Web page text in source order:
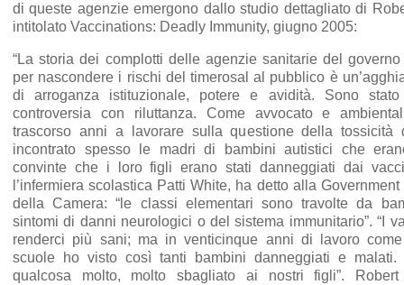
di queste agenzie emergono dallo studio dettagliato di
intitolato Vaccinations: Deadly Immunity, giugno 2005:
“La storia dei complotti delle agenzie sanitarie del
per nascondere i rischi del timerosal al pubblico è
di arroganza istituzionale, potere e avidità. Sono
controversia con riluttanza. Come avvocato e
trascorso anni a lavorare sulla questione della tossicità
incontrato spesso le madri di bambini autistici che
convinte che i loro figli erano stati danneggiati dai
l’infermiera scolastica Patti White, ha detto alla
della Camera: “le classi elementari sono travolte da
sintomi di danni neurologici o del sistema immunitario”. “I
renderci più sani; ma in venticinque anni di lavoro
scuole ho visto così tanti bambini danneggiati e malati.
qualcosa molto, molto sbagliato ai nostri figli”.